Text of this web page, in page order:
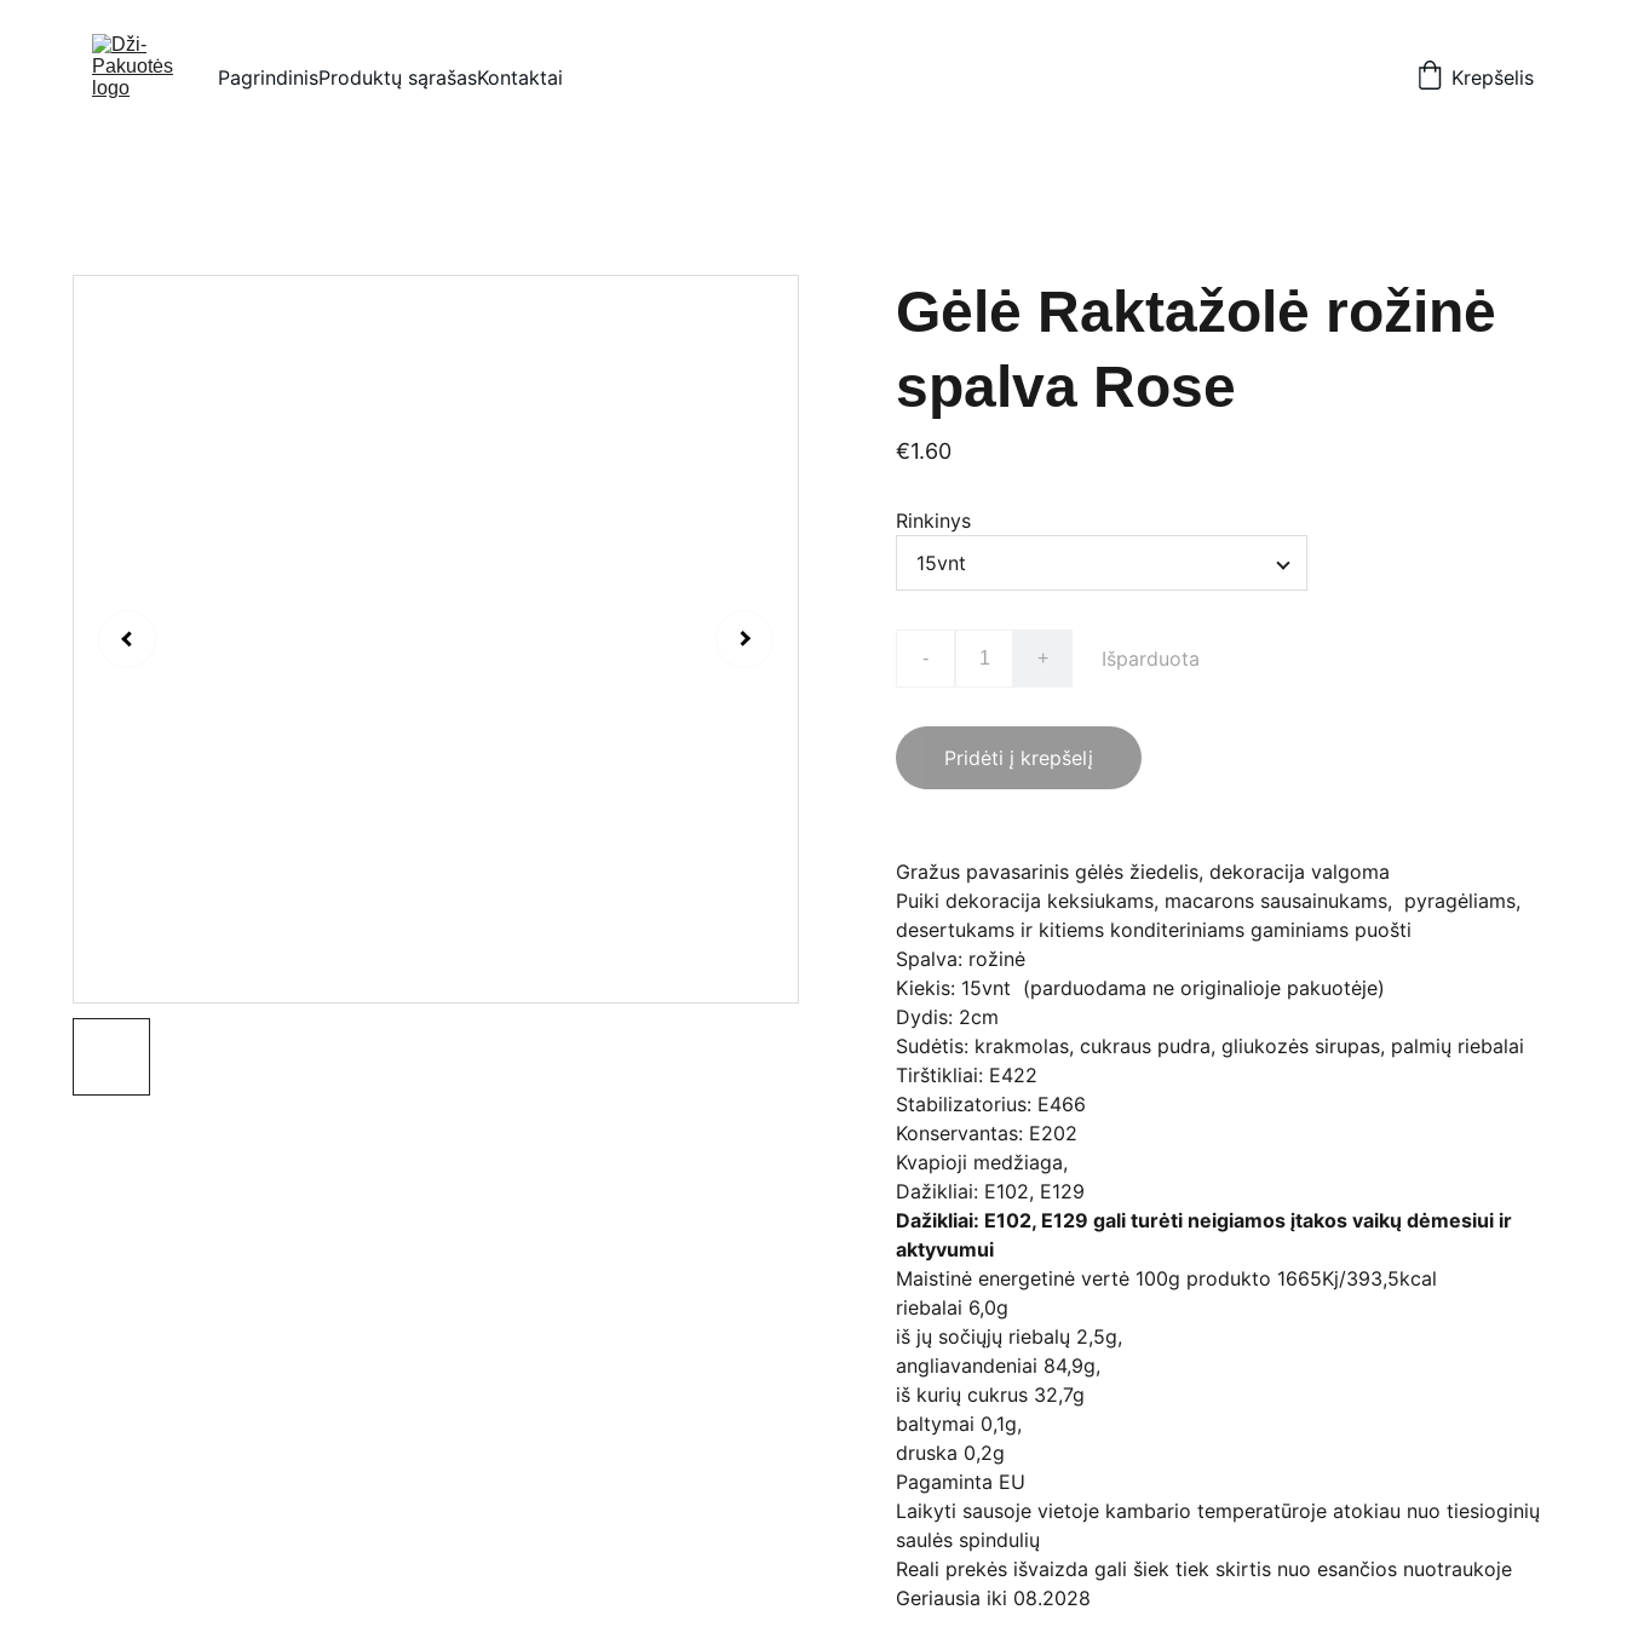
PagrindinisProduktų sąrašasKontaktai Krepšelis
Gėlė Raktažolė rožinė
spalva Rose
€1.60
Rinkinys
- + Išparduota
Pridėti į krepšelį
Gražus pavasarinis gėlės žiedelis, dekoracija valgoma
Puiki dekoracija keksiukams, macarons sausainukams, pyragėliams,
desertukams ir kitiems konditeriniams gaminiams puošti
Spalva: rožinė
Kiekis: 15vnt (parduodama ne originalioje pakuotėje)
Dydis: 2cm
Sudėtis: krakmolas, cukraus pudra, gliukozės sirupas, palmių riebalai
Tirštikliai: E422
Stabilizatorius: E466
Konservantas: E202
Kvapioji medžiaga,
Dažikliai: E102, E129
Dažikliai: E102, E129 gali turėti neigiamos įtakos vaikų dėmesiui ir
aktyvumui
Maistinė energetinė vertė 100g produkto 1665Kj/393,5kcal
riebalai 6,0g
iš jų sočiųjų riebalų 2,5g,
angliavandeniai 84,9g,
iš kurių cukrus 32,7g
baltymai 0,1g,
druska 0,2g
Pagaminta EU
Laikyti sausoje vietoje kambario temperatūroje atokiau nuo tiesioginių
saulės spindulių
Reali prekės išvaizda gali šiek tiek skirtis nuo esančios nuotraukoje
Geriausia iki 08.2028